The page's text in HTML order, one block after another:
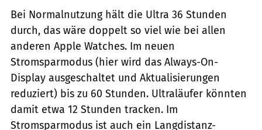
Bei Normalnutzung hält die Ultra 36 Stunden
durch, das wäre doppelt so viel wie bei allen
anderen Apple Watches. Im neuen
Stromsparmodus (hier wird das Always-On-
Display ausgeschaltet und Aktualisierungen
reduziert) bis zu 60 Stunden. Ultraläufer könnten
damit etwa 12 Stunden tracken. Im
Stromsparmodus ist auch ein Langdistanz-